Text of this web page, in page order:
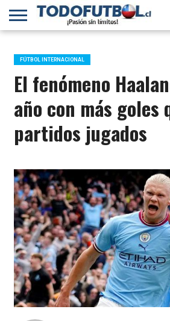
PRIMERA
B
SELECCIÓN
CHILENA
CHILENOS
EN EL
MUNDO
FÚTBOL
INTERNACIONAL
FÚTBOL INTERNACIONAL
El fenómeno
año con más goles
partidos jugados